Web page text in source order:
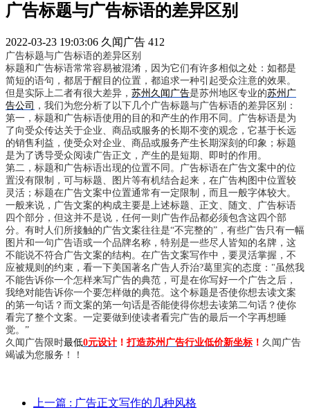
广告标题与广告标语的差异区别
2022-03-23 19:03:06 久闻广告 412
广告标题与广告标语的差异区别
标题和广告标语常常容易被混淆，因为它们有许多相似之处：如都是
简短的语句，都居于醒目的位置，都追求一种引起受众注意的效果。
但是实际上二者有很大差异， 苏州久闻广告是苏州地区专业的苏州广
告公司 ，我们为您分析了以下几个广告标题与广告标语的差异区别：
第一，标题和广告标语使用的目的和产生的作用不同。广告标语是为
了向受众传达关于企业、商品或服务的长期不变的观念，它基于长远
的销售利益，使受众对企业、商品或服务产生长期深刻的印象；标题
是为了诱导受众阅读广告正文，产生的是短期、即时的作用。
第二，标题和广告标语出现的位置不同。广告标语在广告文案中的位
置没有限制，可与标题、图片等有机结合起来，在广告构图中位置较
灵活；标题在广告文案中位置通常有一定限制，而且一般字体较大。
一般来说，广告文案的构成主要是上述标题、正文、随文、广告标语
四个部分，但这并不是说，任何一则广告作品都必须包含这四个部
分。有时人们所接触的广告文案往往是“不完整的”，有些广告只有一幅
图片和一句广告语或一个品牌名称，特别是一些尽人皆知的名牌，这
不能说不符合广告文案的结构。在广告文案写作中，要灵活掌握，不
应被规则的约束，看一下美国著名广告人乔治?葛里宾的态度："虽然我
不能告诉你一个怎样来写广告的典范，可是在你写好一个广告之后，
我绝对能告诉你一个要怎样做的典范。这个标题是否使你想去读文案
的第一句话？而文案的第一句话是否能使得你想去读第二句话？使你
看完了整个文案。一定要做到使读者看完广告的最后一个字再想睡
觉。”
久闻广告限时最低0元设计 ！ 打造苏州广告行业低价新坐标 ！ 久闻广告
竭诚为您服务！！
上一篇 : 广告正文写作的几种风格